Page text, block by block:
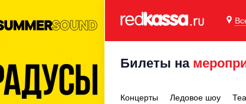
Билеты на
Концерты Ледовое шоу